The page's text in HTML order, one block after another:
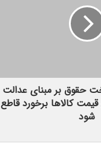
حقوق بر مبنای عدالت
کالاها برخورد قاطع
شود